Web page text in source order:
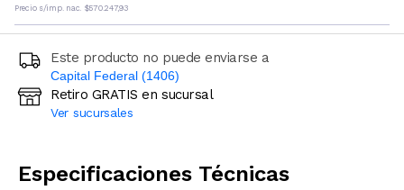
Precio s/imp. nac. $570.247,93
Este producto no puede enviarse a
Capital Federal (1406)
Ingresá código postal (sólo números)
Retiro GRATIS en sucursal
Ver sucursales
Especificaciones Técnicas